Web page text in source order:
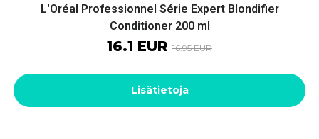
L'Oréal Professionnel Série Expert Blondifier
Conditioner 200 ml
16.1 EUR 16.95 EUR
Lisätietoja